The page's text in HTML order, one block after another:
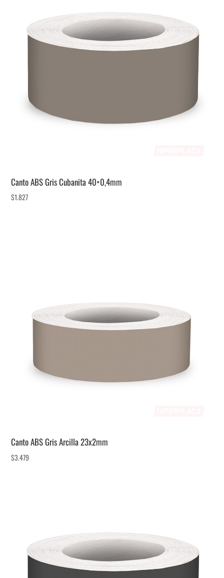
Canto ABS Gris Cubanita 40×0,4mm
$1.827
Canto ABS Gris Arcilla 23x2mm
$3.479